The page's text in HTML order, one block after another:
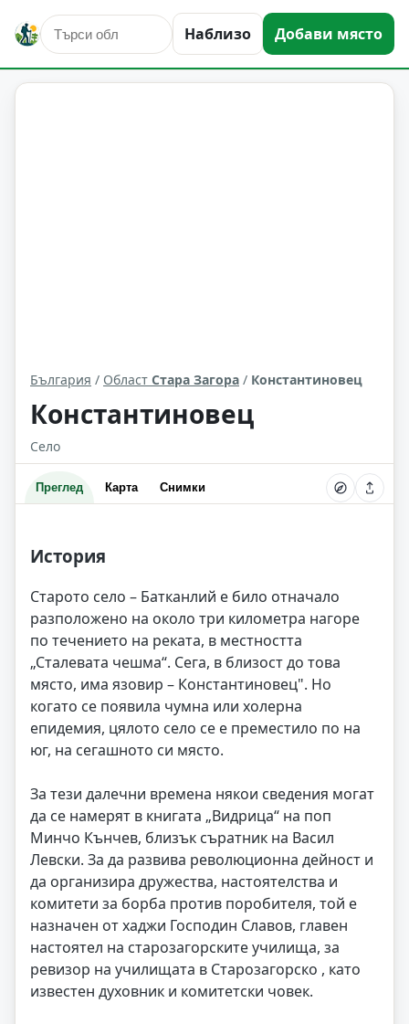
Наблизо Добави място
Константиновец Област: Стара Загора
България / Област Стара Загора / Константиновец
Константиновец
Село
Преглед Карта Снимки
История
Старото село – Батканлий е било отначало
разположено на около три километра нагоре
по течението на реката, в местността
„Сталевата чешма“. Сега, в близост до това
място, има язовир – Константиновец". Но
когато се появила чумна или холерна
епидемия, цялото село се е преместило по на
юг, на сегашното си място.
За тези далечни времена някои сведения могат
да се намерят в книгата „Видрица“ на поп
Минчо Кънчев, близък съратник на Васил
Левски. За да развива революционна дейност и
да организира дружества, настоятелства и
комитети за борба против поробителя, той е
назначен от хаджи Господин Славов, главен
настоятел на старозагорските училища, за
ревизор на училищата в Старозагорско , като
известен духовник и комитетски човек.